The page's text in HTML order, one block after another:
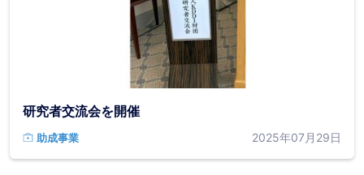
研究者交流会を開催
助成事業 2025年07月29日